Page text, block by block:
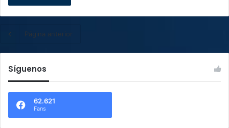
Página anterior
Síguenos
62.621
Fans